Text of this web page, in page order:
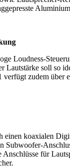
Loudness-
soll so
zudem
einen koaxialen
für